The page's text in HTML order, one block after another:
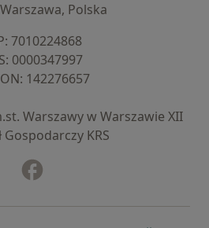
Polska
⁠7010224868
⁠0000347997
⁠142276657
Warszawy w Warszawie XII
Gospodarczy KRS